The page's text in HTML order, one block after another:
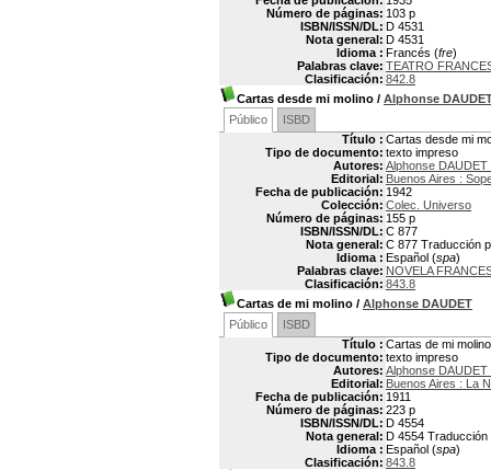
Número de páginas: 103 p
ISBN/ISSN/DL: D 4531
Nota general: D 4531
Idioma : Francés (fre)
Palabras clave: TEATRO
Clasificación: 842.8
Cartas desde mi molino / Alphonse
Público
ISBD
Título : Cartas desde mi
Tipo de documento: texto impreso
Autores: Alphonse
Editorial: Buenos Aires :
Fecha de publicación: 1942
Colección: Colec. Universo
Número de páginas: 155 p
ISBN/ISSN/DL: C 877
Nota general: C 877 Traducción
Idioma : Español (spa)
Palabras clave: NOVELA
Clasificación: 843.8
Cartas de mi molino / Alphonse DAUDET
Público
ISBD
Título : Cartas de mi molino
Tipo de documento: texto impreso
Autores: Alphonse
Editorial: Buenos Aires : La
Fecha de publicación: 1911
Número de páginas: 223 p
ISBN/ISSN/DL: D 4554
Nota general: D 4554 Traducción
Idioma : Español (spa)
Clasificación: 843.8